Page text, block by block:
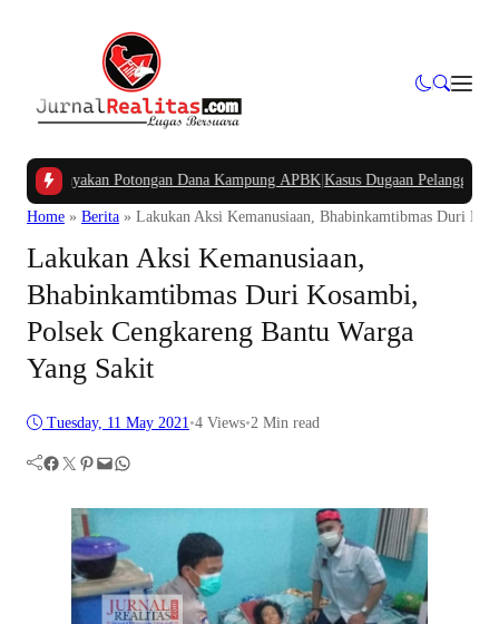
Potongan Dana Kampung APBK |Kasus Dugaan Pelanggaran
Home » Berita » Lakukan Aksi Kemanusiaan, Bhabinkamtibmas Duri
Lakukan Aksi Kemanusiaan,
Bhabinkamtibmas Duri Kosambi,
Polsek Cengkareng Bantu Warga
Yang Sakit
Tuesday, 11 May 2021•4 Views•2 Min read
Facebook Twitter Pinterest Mail WhatsApp